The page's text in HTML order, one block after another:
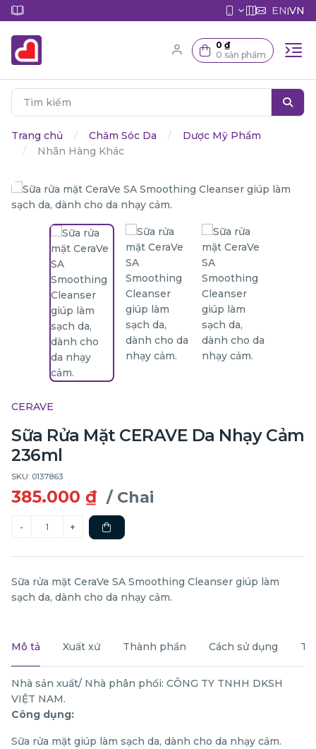
EN|VN
0 ₫
0 sản phẩm
Trang chủ Chăm Sóc Da
Dược Mỹ Phẩm
Nhãn Hàng Khác
CERAVE
Sữa Rửa Mặt CERAVE Da Nhạy Cảm
236ml
SKU: 0137863
385.000 ₫ / Chai
Sữa rửa mặt CeraVe SA Smoothing Cleanser giúp làm
sạch da, dành cho da nhạy cảm.
Mô tả Xuất xứ Thành phần Cách sử dụng
Nhà sản xuất/ Nhà phân phối: CÔNG TY TNHH DKSH
VIỆT NAM.
Công dụng:
Sữa rửa mặt giúp làm sạch da, dành cho da nhạy cảm.